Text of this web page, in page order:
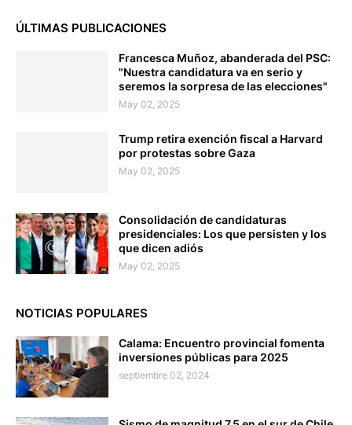
ÚLTIMAS PUBLICACIONES
Francesca Muñoz, abanderada del PSC:
"Nuestra candidatura va en serio y
seremos la sorpresa de las elecciones"
May 02, 2025
Trump retira exención fiscal a Harvard
por protestas sobre Gaza
May 02, 2025
Consolidación de candidaturas
presidenciales: Los que persisten y los
que dicen adiós
May 02, 2025
NOTICIAS POPULARES
Calama: Encuentro provincial fomenta
inversiones públicas para 2025
septiembre 02, 2024